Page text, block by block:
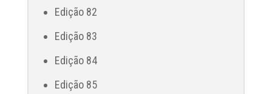
Edição 82
Edição 83
Edição 84
Edição 85